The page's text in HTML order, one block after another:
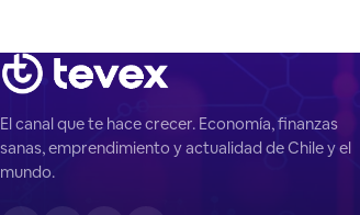
El canal que te hace crecer. Economía, finanzas
sanas, emprendimiento y actualidad de Chile y el
mundo.